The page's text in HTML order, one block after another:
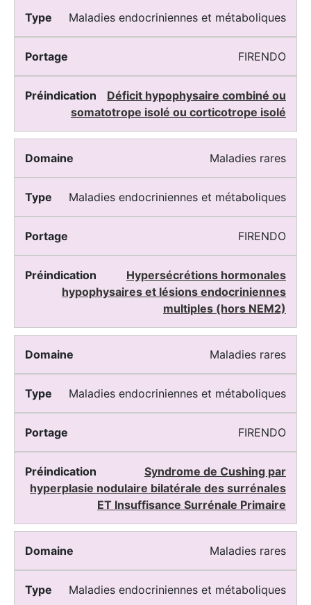
Maladies endocriniennes et métaboliques
FIRENDO
Déficit hypophysaire combiné ou
somatotrope isolé ou corticotrope isolé
Maladies rares
Maladies endocriniennes et métaboliques
FIRENDO
Hypersécrétions hormonales
hypophysaires et lésions endocriniennes
multiples (hors NEM2)
Maladies rares
Maladies endocriniennes et métaboliques
FIRENDO
Syndrome de Cushing par
hyperplasie nodulaire bilatérale des surrénales
ET Insuffisance Surrénale Primaire
Maladies rares
Maladies endocriniennes et métaboliques